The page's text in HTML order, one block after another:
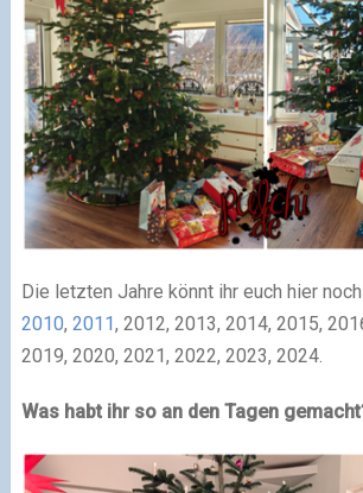
Die letzten Jahre könnt ihr euch hier
2010, 2011, 2012, 2013, 2014, 2015,
2019, 2020, 2021, 2022, 2023, 2024.
Was habt ihr so an den Tagen